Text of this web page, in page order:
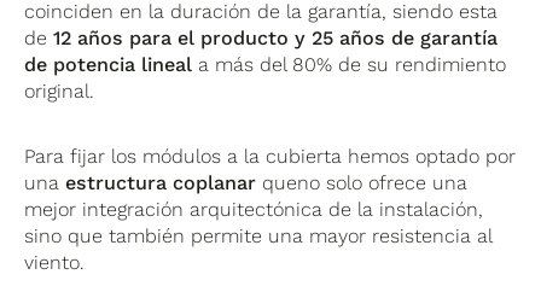
coinciden en la duración de la garantía, siendo esta
de12 años para el producto y 25 años de garantía
de potencia lineal a más del 80% de su rendimiento
original.
Para fijar los módulos a la cubierta hemos optado por
unaestructura coplanar queno solo ofrece una
mejor integración arquitectónica de la instalación,
sino que también permite una mayor resistencia al
viento.